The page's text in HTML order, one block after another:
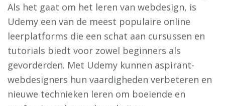
Als het gaat om het leren van webdesign, is
Udemy een van de meest populaire online
leerplatforms die een schat aan cursussen en
tutorials biedt voor zowel beginners als
gevorderden. Met Udemy kunnen aspirant-
webdesigners hun vaardigheden verbeteren en
nieuwe technieken leren om boeiende en